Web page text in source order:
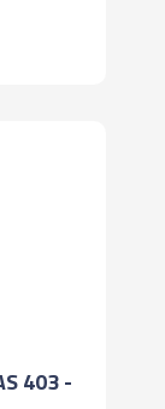
403 -